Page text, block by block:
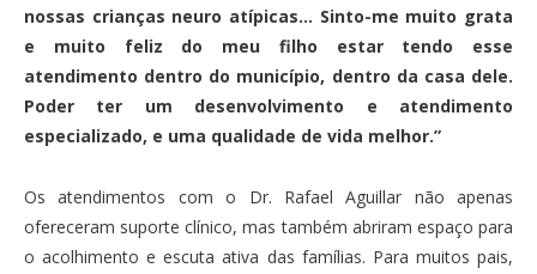
nossas crianças neuro atípicas… Sinto-me muito grata
e muito feliz do meu filho estar tendo esse
atendimento dentro do município, dentro da casa dele.
Poder ter um desenvolvimento e atendimento
especializado, e uma qualidade de vida melhor.”
Os atendimentos com o Dr. Rafael Aguillar não apenas
ofereceram suporte clínico, mas também abriram espaço para
o acolhimento e escuta ativa das famílias. Para muitos pais,